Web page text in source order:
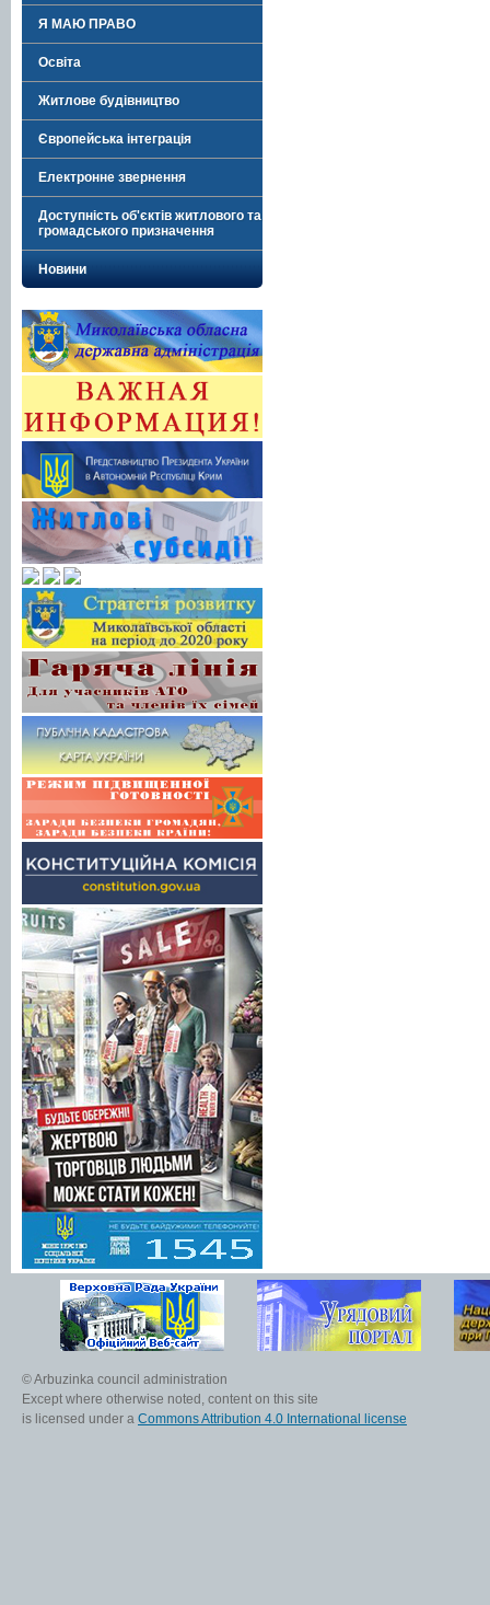
Я МАЮ ПРАВО
Освіта
Житлове будівництво
Європейська інтеграція
Електронне звернення
Доступність об'єктів житлового та
громадського призначення
Новини
© Arbuzinka council administration
Except where otherwise noted, content on this site
is licensed under a Commons Attribution 4.0 International license